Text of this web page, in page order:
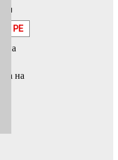
PE
на
на